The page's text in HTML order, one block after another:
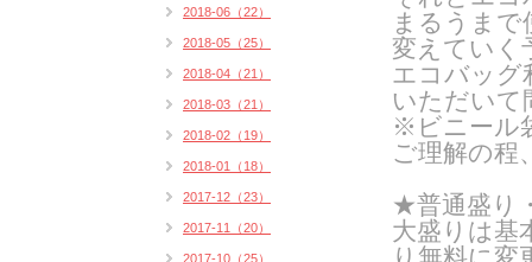
まるうまで
変えていく
エコバッグ
いただいて
※ビニール
ご理解の程
★普通盛り
大盛りは基
2018-06（22）
2018-05（25）
2018-04（21）
2018-03（21）
2018-02（19）
2018-01（18）
2017-12（23）
2017-11（20）
2017-10（25）